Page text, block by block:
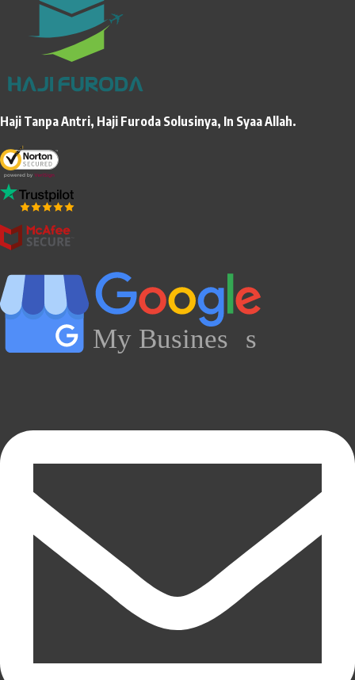
Haji Tanpa Antri, Haji Furoda Solusinya, In Syaa Allah.
My Busines s